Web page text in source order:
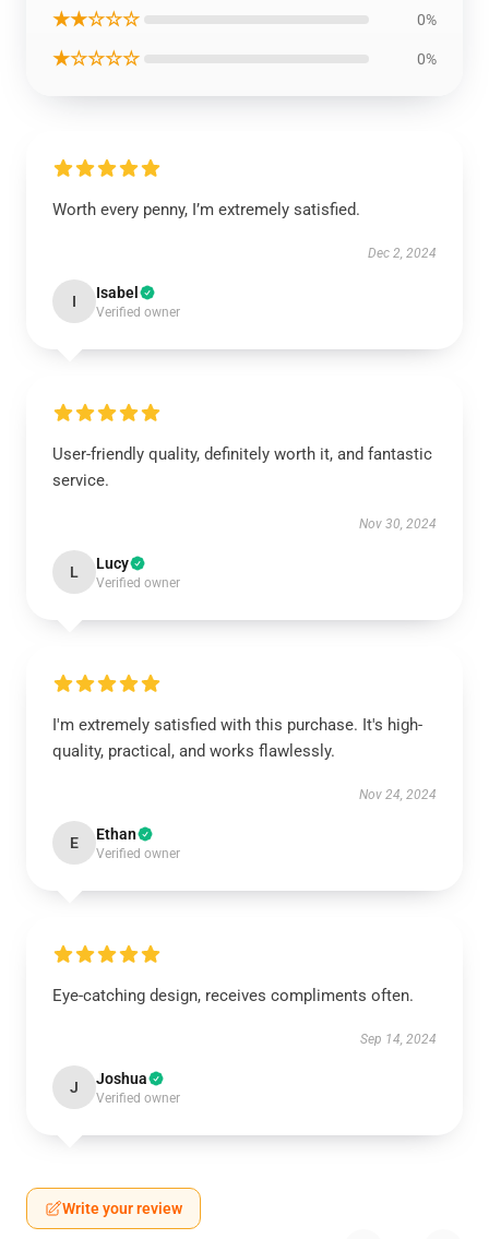
★★☆☆☆ 0%
★☆☆☆☆ 0%
Worth every penny, I’m extremely satisfied.
Dec 2, 2024
I Isabel
Verified owner
User-friendly quality, definitely worth it, and fantastic
service.
Nov 30, 2024
L Lucy
Verified owner
I'm extremely satisfied with this purchase. It's high-
quality, practical, and works flawlessly.
Nov 24, 2024
E Ethan
Verified owner
Eye-catching design, receives compliments often.
Sep 14, 2024
J Joshua
Verified owner
Write your review